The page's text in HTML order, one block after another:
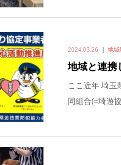
2024.03.26 地域
地域と連携
ここ近年 埼玉
同組合(=埼遊